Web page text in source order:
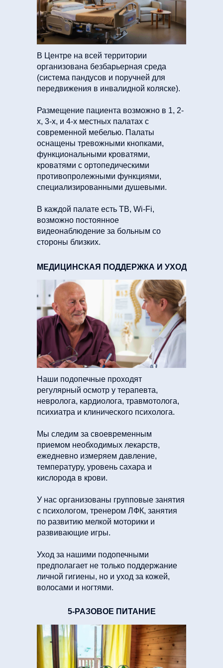
В Центре на всей территории
организована безбарьерная среда
(система пандусов и поручней для
передвижения в инвалидной коляске).
Размещение пациента возможно в 1, 2-
х, 3-х, и 4-х местных палатах с
современной мебелью. Палаты
оснащены тревожными кнопками,
функциональными кроватями,
кроватями с ортопедическими
противопролежными функциями,
специализированными душевыми.
В каждой палате есть ТВ, Wi-Fi,
возможно постоянное
видеонаблюдение за больным со
стороны близких.
МЕДИЦИНСКАЯ ПОДДЕРЖКА И УХОД
Наши подопечные проходят
регулярный осмотр у терапевта,
невролога, кардиолога, травмотолога,
психиатра и клинического психолога.
Мы следим за своевременным
приемом необходимых лекарств,
ежедневно измеряем давление,
температуру, уровень сахара и
кислорода в крови.
У нас организованы групповые занятия
с психологом, тренером ЛФК, занятия
по развитию мелкой моторики и
развивающие игры.
Уход за нашими подопечными
предполагает не только поддержание
личной гигиены, но и уход за кожей,
волосами и ногтями.
5-РАЗОВОЕ ПИТАНИЕ